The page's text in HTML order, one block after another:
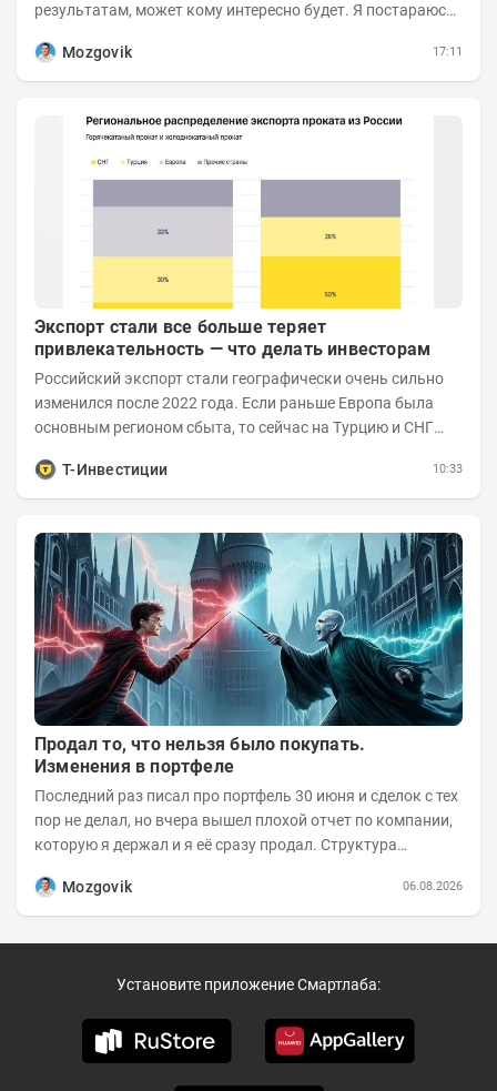
результатам, может кому интересно будет. Я постараюсь
Mozgovik
17:11
Экспорт стали все больше теряет
привлекательность — что делать инвесторам
Российский экспорт стали географически очень сильно
изменился после 2022 года. Если раньше Европа была
основным регионом сбыта, то сейчас на Турцию и СНГ
Т-Инвестиции
10:33
Продал то, что нельзя было покупать.
Изменения в портфеле
Последний раз писал про портфель 30 июня и сделок с тех
пор не делал, но вчера вышел плохой отчет по компании,
которую я держал и я её сразу продал. Структура
Mozgovik
06.08.2026
Установите приложение Смартлаба: